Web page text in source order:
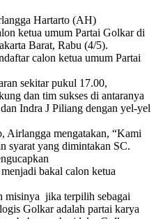
Hartarto (AH)
ketua umum Partai Golkar di
Barat, Rabu (4/5).
calon ketua umum Partai
sekitar pukul 17.00,
dan tim sukses di antaranya
Indra J Piliang dengan yel-yel
Airlangga mengatakan, “Kami
syarat yang dimintakan SC.
bakal calon ketua
misinya jika terpilih sebagai
Golkar adalah partai karya